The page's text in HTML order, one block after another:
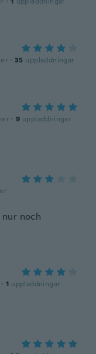
· 35 uppladdningar
· 9 uppladdningar
noch
· 1 uppladdningar